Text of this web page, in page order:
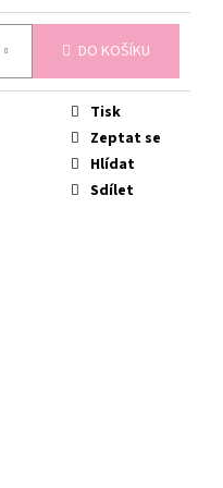
DO KOŠÍKU
Tisk
Zeptat se
Hlídat
Sdílet